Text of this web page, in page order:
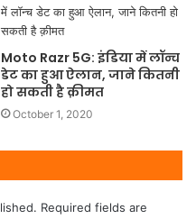
Moto Razr 5G: इंडिया में लॉन्च
डेट का हुआ ऐलान, जाने कितनी
हो सकती है क़ीमत
October 1, 2020
Required fields are